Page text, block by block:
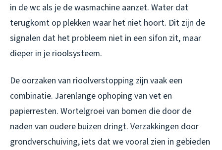
in de wc als je de wasmachine aanzet. Water dat
terugkomt op plekken waar het niet hoort. Dit zijn de
signalen dat het probleem niet in een sifon zit, maar
dieper in je rioolsysteem.
De oorzaken van rioolverstopping zijn vaak een
combinatie. Jarenlange ophoping van vet en
papierresten. Wortelgroei van bomen die door de
naden van oudere buizen dringt. Verzakkingen door
grondverschuiving, iets dat we vooral zien in gebieden